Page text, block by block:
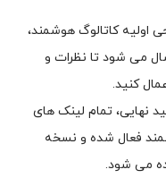
اولیه کاتالوگ هوشمند،
می شود تا نظرات و
کنید.
نهایی، تمام لینک های
فعال شده و نسخه
می شود.